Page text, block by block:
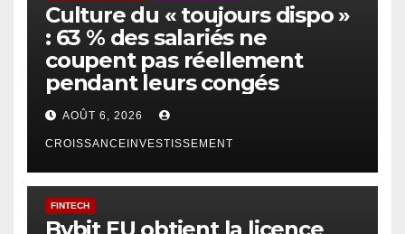
Culture du « toujours dispo »
: 63 % des salariés ne
coupent pas réellement
pendant leurs congés
AOÛT 6, 2026
CROISSANCEINVESTISSEMENT
FINTECH
Bybit EU obtient la licence